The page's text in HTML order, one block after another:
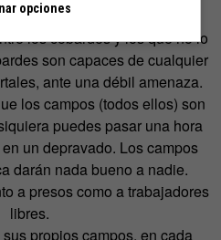
no se ha de dividir entre
los cobardes y los que no lo
son capaces de cualquier
ante una débil amenaza.
los campos (todos ellos) son
puedes pasar una hora
un depravado. Los campos
darán nada bueno a nadie.
a presos como a trabajadores
libres.
propios campos, en cada
opciones